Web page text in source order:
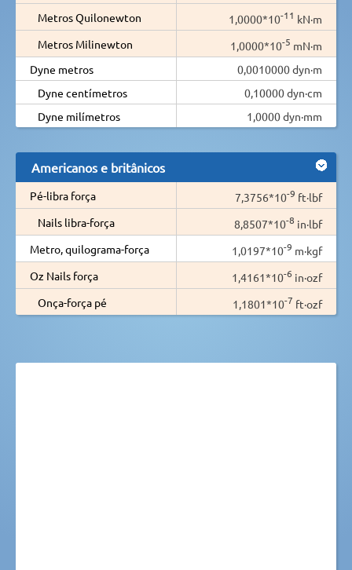
Metros Quilonewton
1,0000*10-11 kN·m
Metros Milinewton
1,0000*10-5 mN·m
Dyne metros
0,0010000 dyn·m
Dyne centímetros
0,10000 dyn·cm
Dyne milímetros
1,0000 dyn·mm
Americanos e britânicos
Pé-libra força 7,3756*10-9 ft·lbf
Nails libra-força
8,8507*10-8 in·lbf
Metro, quilograma-força
1,0197*10-9 m·kgf
Oz Nails força
1,4161*10-6 in·ozf
Onça-força pé
1,1801*10-7 ft·ozf